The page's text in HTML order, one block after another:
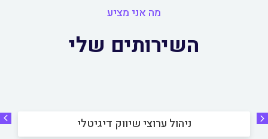
מה אני מציע
השירותים שלי
ניהול ערוצי שיווק דיגיטלי